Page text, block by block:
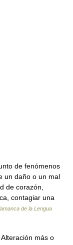
de fenómenos
un daño o un mal
de corazón,
contagiar una
de la Lengua
más o